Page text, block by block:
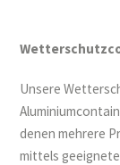
Unsere
denen mehrere
mittels